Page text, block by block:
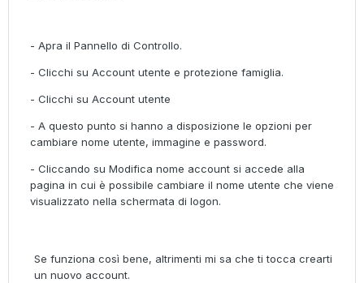
- Apra il Pannello di Controllo.
- Clicchi su Account utente e protezione famiglia.
- Clicchi su Account utente
- A questo punto si hanno a disposizione le opzioni per
cambiare nome utente, immagine e password.
- Cliccando su Modifica nome account si accede alla
pagina in cui è possibile cambiare il nome utente che viene
visualizzato nella schermata di logon.
Se funziona così bene, altrimenti mi sa che ti tocca crearti
un nuovo account.